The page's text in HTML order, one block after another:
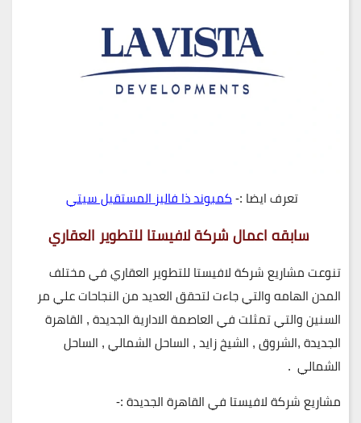
تعرف ايضا :-كمبوند ذا فاليز المستقبل سيتي
سابقه اعمال شركة لافيستا للتطوير العقاري
تنوعت مشاريع شركة لافيستا للتطوير العقاري في مختلف
المدن الهامه والتي جاءت لتحقق العديد من النجاحات علي مر
السنين والتي تمثلت في العاصمة الادارية الجديدة , القاهرة
الجديدة ,الشروق , الشيخ زايد , الساحل الشمالي , الساحل
الشمالي .
مشاريع شركة لافيستا في القاهرة الجديدة :-